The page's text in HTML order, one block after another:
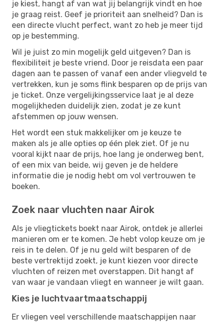
je kiest, hangt af van wat jij belangrijk vindt en hoe
je graag reist. Geef je prioriteit aan snelheid? Dan is
een directe vlucht perfect, want zo heb je meer tijd
op je bestemming.
Wil je juist zo min mogelijk geld uitgeven? Dan is
flexibiliteit je beste vriend. Door je reisdata een paar
dagen aan te passen of vanaf een ander vliegveld te
vertrekken, kun je soms flink besparen op de prijs van
je ticket. Onze vergelijkingsservice laat je al deze
mogelijkheden duidelijk zien, zodat je ze kunt
afstemmen op jouw wensen.
Het wordt een stuk makkelijker om je keuze te
maken als je alle opties op één plek ziet. Of je nu
vooral kijkt naar de prijs, hoe lang je onderweg bent,
of een mix van beide, wij geven je de heldere
informatie die je nodig hebt om vol vertrouwen te
boeken.
Zoek naar vluchten naar Airok
Als je vliegtickets boekt naar Airok, ontdek je allerlei
manieren om er te komen. Je hebt volop keuze om je
reis in te delen. Of je nu geld wilt besparen of de
beste vertrektijd zoekt, je kunt kiezen voor directe
vluchten of reizen met overstappen. Dit hangt af
van waar je vandaan vliegt en wanneer je wilt gaan.
Kies je luchtvaartmaatschappij
Er vliegen veel verschillende maatschappijen naar